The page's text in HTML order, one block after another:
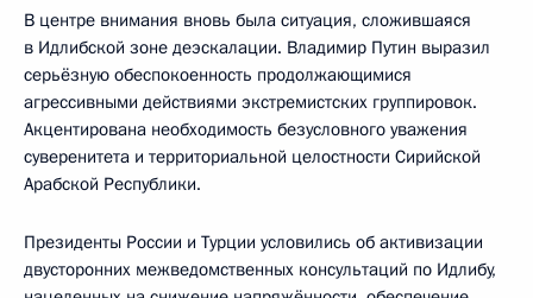
В центре внимания вновь была ситуация, сложившаяся
в Идлибской зоне деэскалации. Владимир Путин выразил
серьёзную обеспокоенность продолжающимися
агрессивными действиями экстремистских группировок.
Акцентирована необходимость безусловного уважения
суверенитета и территориальной целостности Сирийской
Арабской Республики.
Президенты России и Турции условились об активизации
двусторонних межведомственных консультаций по Идлибу,